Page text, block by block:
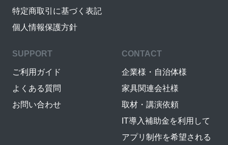
特定商取引に基づく表記
個人情報保護方針
SUPPORT
ご利用ガイド
よくある質問
お問い合わせ
CONTACT
企業様・自治体様
家具関連会社様
取材・講演依頼
IT導入補助金を利用して
アプリ制作を希望される